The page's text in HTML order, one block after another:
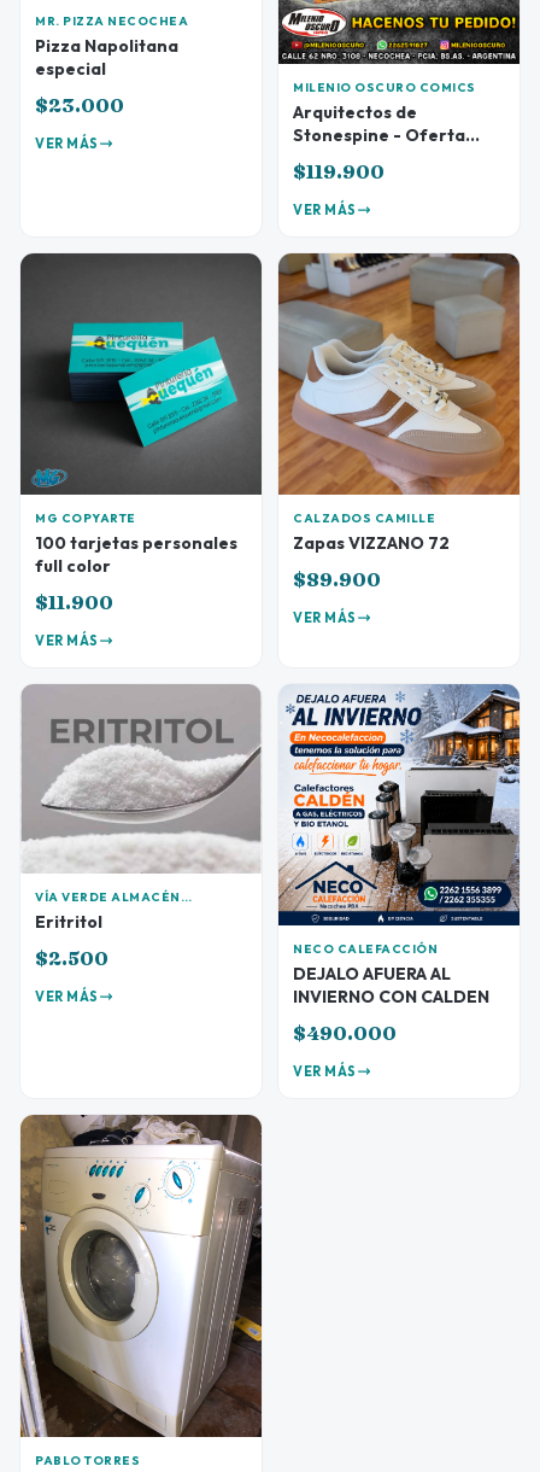
MR. PIZZA NECOCHEA
Pizza Napolitana
especial
$23.000
VER MÁS
MILENIO OSCURO COMICS
Arquitectos de
Stonespine - Oferta
Preventa
$119.900
VER MÁS
MG COPYARTE
100 tarjetas personales
full color
$11.900
VER MÁS
CALZADOS CAMILLE
Zapas VIZZANO 72
$89.900
VER MÁS
VÍA VERDE ALMACÉN
SALUDABLE
Eritritol
$2.500
VER MÁS
NECO CALEFACCIÓN
DEJALO AFUERA AL
INVIERNO CON CALDEN
$490.000
VER MÁS
PABLO TORRES